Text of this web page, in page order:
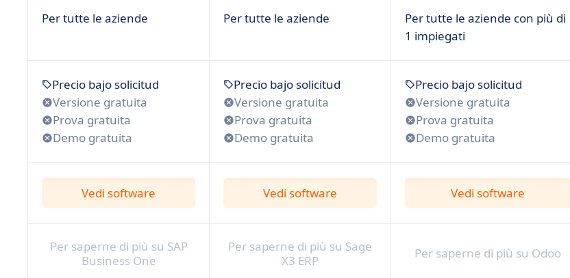
Per tutte le aziende Per tutte le aziende
Per tutte le aziende con più di
1 impiegati
Precio bajo solicitud
Versione gratuita
Prova gratuita
Demo gratuita
Precio bajo solicitud
Versione gratuita
Prova gratuita
Demo gratuita
Precio bajo solicitud
Versione gratuita
Prova gratuita
Demo gratuita
Vedi software Vedi software Vedi software
Per saperne di più su SAP
Business One
Per saperne di più su Sage
X3 ERP
Per saperne di più su Odoo